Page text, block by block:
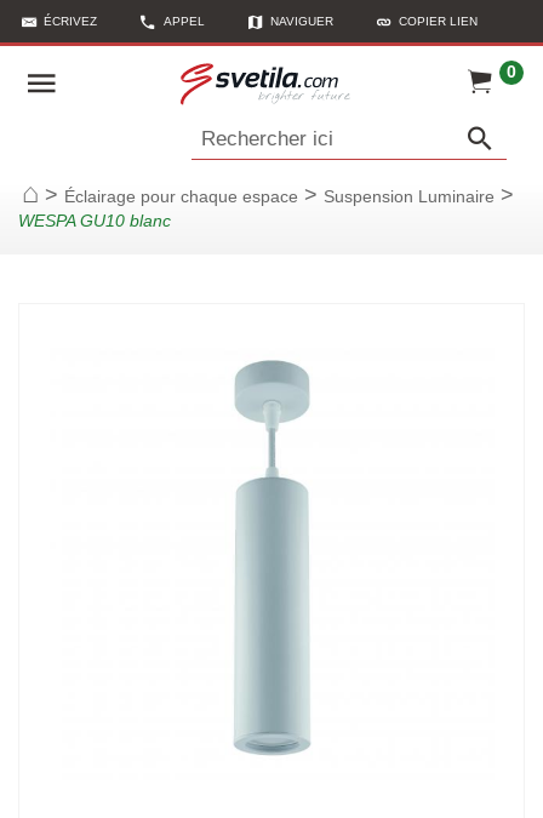
ÉCRIVEZ APPEL NAVIGUER COPIER LIEN
0
Rechercher ici
Page d'accueil
> Éclairage pour chaque espace > Suspension Luminaire >
WESPA GU10 blanc